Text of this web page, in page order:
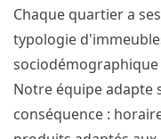
Chaque quartier a
typologie
Notre équipe adapte
conséquence :